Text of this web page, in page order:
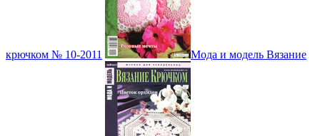
крючком № 10-2011 Мода и модель Вязание